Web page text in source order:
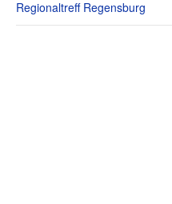
Regionaltreff Regensburg